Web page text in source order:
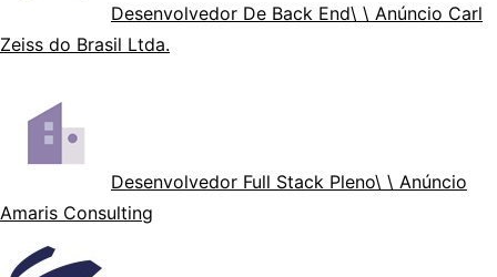
Desenvolvedor De Back End\ \ Anúncio Carl
Zeiss do Brasil Ltda.
Desenvolvedor Full Stack Pleno\ \ Anúncio
Amaris Consulting